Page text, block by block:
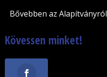
Bővebben az Alapítványról
Kövessen minket!